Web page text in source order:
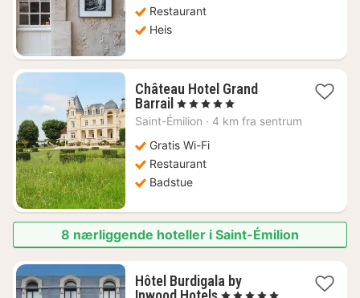
Restaurant
Heis
Château Hotel Grand
Barrail 1
natt
3927
kr.
, 5 Stjerner
Saint-Émilion · 4 km fra sentrum
Gratis Wi-Fi
Restaurant
Badstue
8 nærliggende hoteller i Saint-Émilion
Hôtel Burdigala by
1
, 5 Stjerner